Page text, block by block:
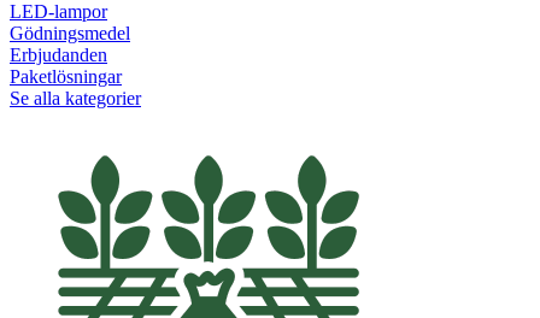
LED-lampor
Gödningsmedel
Erbjudanden
Paketlösningar
Se alla kategorier